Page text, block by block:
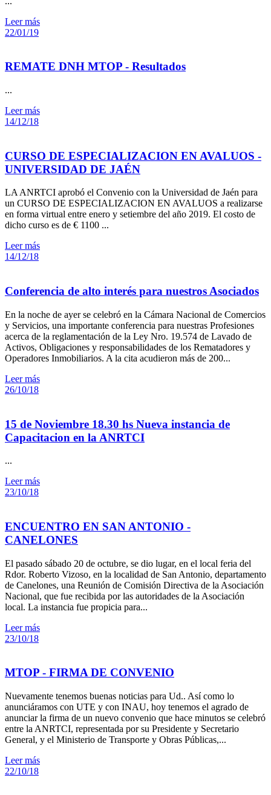
Leer más
22/01/19
REMATE DNH MTOP - Resultados
...
Leer más
14/12/18
CURSO DE ESPECIALIZACION EN AVALUOS -
UNIVERSIDAD DE JAÉN
LA ANRTCI aprobó el Convenio con la Universidad de Jaén para
un CURSO DE ESPECIALIZACION EN AVALUOS a realizarse
en forma virtual entre enero y setiembre del año 2019. El costo de
dicho curso es de € 1100 ...
Leer más
14/12/18
Conferencia de alto interés para nuestros Asociados
En la noche de ayer se celebró en la Cámara Nacional de Comercios
y Servicios, una importante conferencia para nuestras Profesiones
acerca de la reglamentación de la Ley Nro. 19.574 de Lavado de
Activos, Obligaciones y responsabilidades de los Rematadores y
Operadores Inmobiliarios. A la cita acudieron más de 200...
Leer más
26/10/18
15 de Noviembre 18.30 hs Nueva instancia de
Capacitacion en la ANRTCI
...
Leer más
23/10/18
ENCUENTRO EN SAN ANTONIO -
CANELONES
El pasado sábado 20 de octubre, se dio lugar, en el local feria del
Rdor. Roberto Vizoso, en la localidad de San Antonio, departamento
de Canelones, una Reunión de Comisión Directiva de la Asociación
Nacional, que fue recibida por las autoridades de la Asociación
local. La instancia fue propicia para...
Leer más
23/10/18
MTOP - FIRMA DE CONVENIO
Nuevamente tenemos buenas noticias para Ud.. Así como lo
anunciáramos con UTE y con INAU, hoy tenemos el agrado de
anunciar la firma de un nuevo convenio que hace minutos se celebró
entre la ANRTCI, representada por su Presidente y Secretario
General, y el Ministerio de Transporte y Obras Públicas,...
Leer más
22/10/18